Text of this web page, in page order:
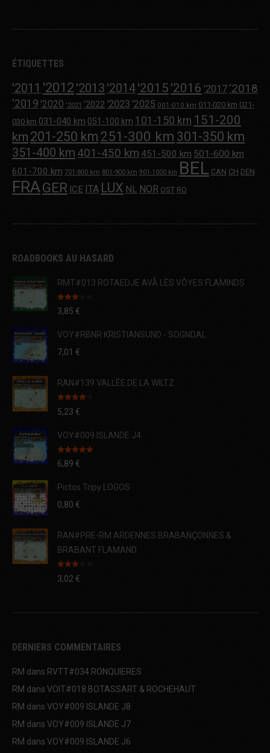
ÉTIQUETTES
'2011 '2012 '2013 '2014'2015 '2016 '2017 '2018
'2019 '2020 '2021 '2022 '2023 '2025 001-010 km 011-020 km 021-
030 km 031-040 km 051-100 km 101-150 km 151-200
km 201-250 km 251-300 km 301-350 km
351-400 km 401-450 km 451-500 km 501-600 km
601-700 km 701-800 km 801-900 km 901-1000 km BEL CAN CH DEN
FRAGER ICE ITA LUX NL NOR OST RO
ROADBOOKS AU HASARD
RMT#013 ROTAEDJE AVÅ LÈS VÔYES FLAMINDS
Note
3.00
3,85 €
VOY#RBNR KRISTIANSUND - SOGNDAL
7,01 €
RAN#139 VALLÉE DE LA WILTZ
Note 4.00
sur 5
5,23 €
VOY#009 ISLANDE J4
Note 5.00
sur 5
6,89 €
Pictos Tripy LOGOS
0,80 €
RAN#PRE-RM ARDENNES BRABANÇONNES &
BRABANT FLAMAND
Note
3.00
3,02 €
DERNIERS COMMENTAIRES
RM dans RVTT#034 RONQUIERES
RM dans VOIT#018 BOTASSART & ROCHEHAUT
RM dans VOY#009 ISLANDE J8
RM dans VOY#009 ISLANDE J7
RM dans VOY#009 ISLANDE J6